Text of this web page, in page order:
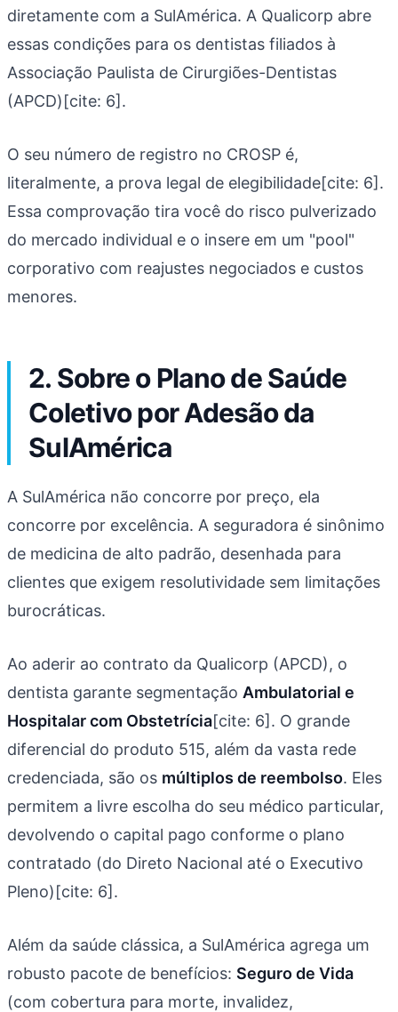
diretamente com a SulAmérica. A Qualicorp abre
essas condições para os dentistas filiados à
Associação Paulista de Cirurgiões-Dentistas
(APCD)[cite: 6].
O seu número de registro no CROSP é,
literalmente, a prova legal de elegibilidade[cite: 6].
Essa comprovação tira você do risco pulverizado
do mercado individual e o insere em um "pool"
corporativo com reajustes negociados e custos
menores.
2. Sobre o Plano de Saúde
Coletivo por Adesão da
SulAmérica
A SulAmérica não concorre por preço, ela
concorre por excelência. A seguradora é sinônimo
de medicina de alto padrão, desenhada para
clientes que exigem resolutividade sem limitações
burocráticas.
Ao aderir ao contrato da Qualicorp (APCD), o
dentista garante segmentação Ambulatorial e
Hospitalar com Obstetrícia[cite: 6]. O grande
diferencial do produto 515, além da vasta rede
credenciada, são os múltiplos de reembolso. Eles
permitem a livre escolha do seu médico particular,
devolvendo o capital pago conforme o plano
contratado (do Direto Nacional até o Executivo
Pleno)[cite: 6].
Além da saúde clássica, a SulAmérica agrega um
robusto pacote de benefícios: Seguro de Vida
(com cobertura para morte, invalidez,